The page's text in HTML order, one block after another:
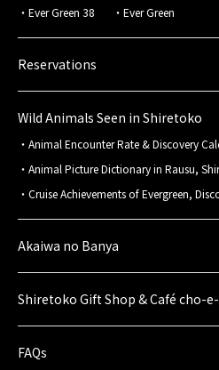
Ever Green 38 Ever Green
Reservations
Wild Animals Seen in Shiretoko
Animal Encounter Rate & Discovery
Animal Picture Dictionary in Rausu,
Cruise Achievements of Evergreen,
Akaiwa no Banya
Shiretoko Gift Shop & Café cho-
FAQs